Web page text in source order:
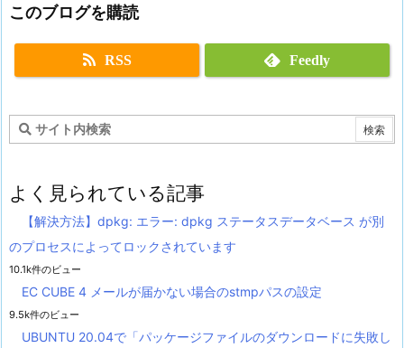
このブログを購読
RSS Feedly
よく見られている記事
【解決方法】dpkg: エラー: dpkg ステータスデータベース が別
のプロセスによってロックされています
10.1k件のビュー
EC CUBE 4 メールが届かない場合のstmpパスの設定
9.5k件のビュー
UBUNTU 20.04で「パッケージファイルのダウンロードに失敗し